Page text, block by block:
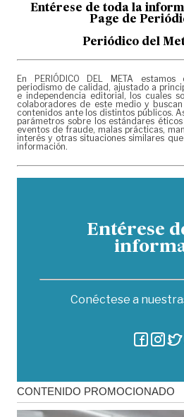
Entérese de toda la
Page de
Periódico del
En PERIÓDICO DEL META
periodismo de calidad, ajustado a
e independencia editorial, los cuales
colaboradores de este medio y
contenidos ante los distintos públicos.
parámetros sobre los estándares
eventos de fraude, malas prácticas,
interés y otras situaciones similares
información.
Entérese
Conéctese a